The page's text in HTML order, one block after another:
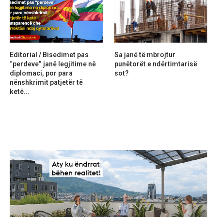
Editorial / Bisedimet pas
“perdeve” janë legjitime në
diplomaci, por para
nënshkrimit patjetër të
ketë...
Sa janë të mbrojtur
punëtorët e ndërtimtarisë
sot?